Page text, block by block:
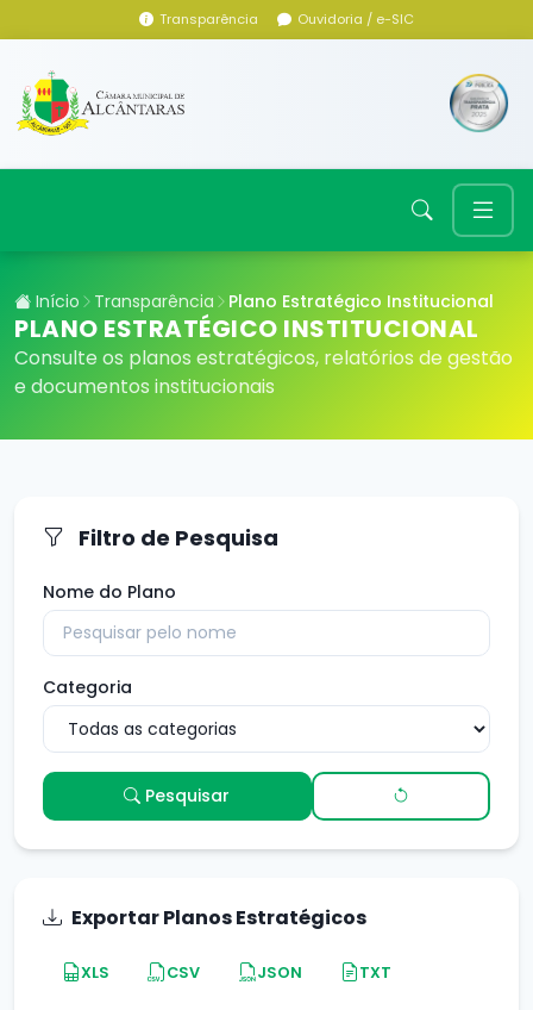
Transparência Ouvidoria / e-SIC
Início Transparência Plano Estratégico Institucional
PLANO ESTRATÉGICO INSTITUCIONAL
Consulte os planos estratégicos, relatórios de gestão
e documentos institucionais
Filtro de Pesquisa
Nome do Plano
Categoria
Pesquisar
Exportar Planos Estratégicos
XLS CSV JSON TXT